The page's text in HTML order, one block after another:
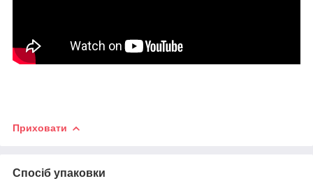
Приховати
Спосіб упаковки